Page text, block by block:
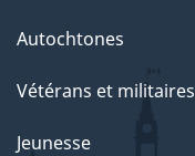
Autochtones
Vétérans et militaires
Jeunesse